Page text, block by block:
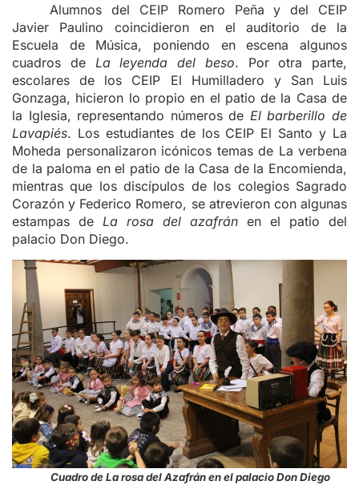
Alumnos del CEIP Romero Peña y del CEIP
Javier Paulino coincidieron en el auditorio de la
Escuela de Música, poniendo en escena algunos
cuadros de La leyenda del beso. Por otra parte,
escolares de los CEIP El Humilladero y San Luis
Gonzaga, hicieron lo propio en el patio de la Casa de
la Iglesia, representando números de El barberillo de
Lavapiés. Los estudiantes de los CEIP El Santo y La
Moheda personalizaron icónicos temas de La verbena
de la paloma en el patio de la Casa de la Encomienda,
mientras que los discípulos de los colegios Sagrado
Corazón y Federico Romero, se atrevieron con algunas
estampas de La rosa del azafrán en el patio del
palacio Don Diego.
Cuadro de La rosa del Azafrán en el palacio Don Diego